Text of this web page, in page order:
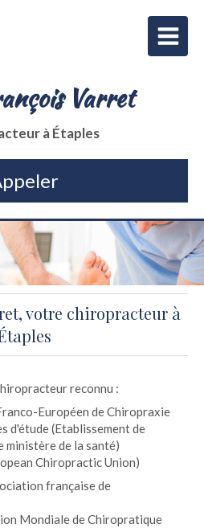
Varret
à Étaples
votre chiropracteur à
reconnu :
Européen de Chiropraxie
d'étude (Etablissement de
de la santé)
Chiropractic Union)
française de
Mondiale de Chiropratique